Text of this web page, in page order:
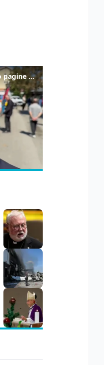
Zaia ricorda Firminio Vettori: "Ha scritto pagine di storia del nostro territorio"